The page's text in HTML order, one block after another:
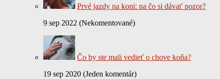
Prvé jazdy na koni: na čo si dávať pozor?
9 sep 2022 (Nekomentované)
Čo by ste mali vedieť o chove koňa?
19 sep 2020 (Jeden komentár)